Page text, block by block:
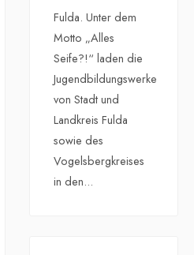
Fulda. Unter dem
Motto „Alles
Seife?!“ laden die
Jugendbildungswerke
von Stadt und
Landkreis Fulda
sowie des
Vogelsbergkreises
in den...